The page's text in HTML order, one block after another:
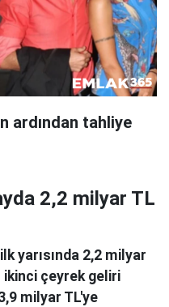
ardından tahliye
2,2 milyar TL
yarısında 2,2 milyar
çeyrek geliri
milyar TL'ye